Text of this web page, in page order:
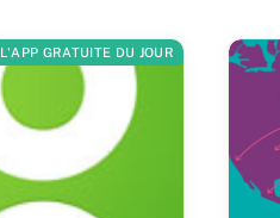
L'APP GRATUITE DU JOUR